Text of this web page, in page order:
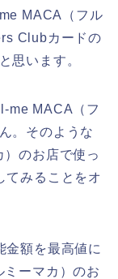
MACA（フル
Clubカードの
思います。
me MACA（フ
。そのような
のお店で使っ
みることをオ
額を最高値に
ーマカ）のお